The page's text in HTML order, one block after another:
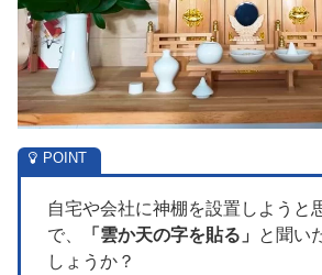
自宅や会社に神棚を設置しようと
で、
「雲か天の字を貼る」 と聞い
しょうか？